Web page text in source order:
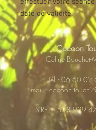
date de validité.
Cocoon
Céline Bouchet-
Tél : 06 60 02
mail :
SIRET : 538 929